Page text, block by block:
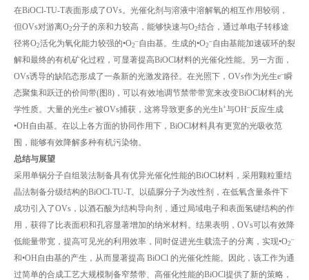
在BiOCl-TU-T表面形成了OVs。光催化剂与溶液中溶解氧的相互作用较弱，
但OVs对游离O2分子的亲和力较高，能够快速与O2结合，通过单电子转移途
径将O2活化为氧化能力较强的•O2
–自由基。生成的•O2
–自由基能加速碳环的裂
解和最终的有机矿化过程，可显著提高BiOCl材料的光催化性能。另一方面，
OVs诱导的缺陷态形成了一条新的光激发路径。在光照下，OVs作为光生e–瞬
态聚集和跃迁的价间带(图8)，可以有效地调节禁带带宽来改变BiOCl材料的光
学性质。大量的光生e–被OVs捕获，这将导致更多的光生h+与OH–反应生成
•OH自由基。在以上各方面的协同作用下，BiOCl材料具有更宽的光吸收范
围，能够有效降解多种有机污染物。
总结与展望
采用单锅分子自组装法制备具有优异光催化性能的BiOCl材料，采用颗粒重结
晶法制备分级结构的BiOCl-TU-T。以硫脲分子为改性剂，在低氧含量条件下
成功引入了OVs，以酒石酸为结构导向剂，通过局域电子和表面氢键结构的作
用，获得了比表面积和孔容显著增加的纳米材料。结果表明，OVs可以有效降
低能量带宽，提高可见光的利用效率，同时促进光生载流子的分离，实现•O2
–
和•OH自由基的产生，从而显著提高 BiOCl 的光催化性能。因此，该工作为通
过简单的合成工艺大规模制备窄禁带、高催化性能的BiOCl提供了新的策略，